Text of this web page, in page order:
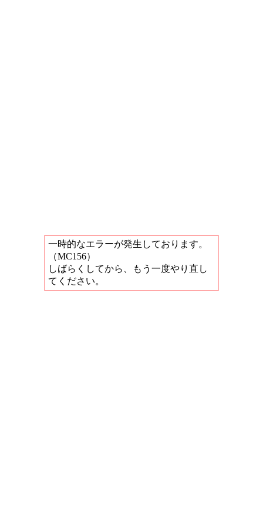
一時的なエラーが発生しております。
（MC156）
しばらくしてから、もう一度やり直し
てください。